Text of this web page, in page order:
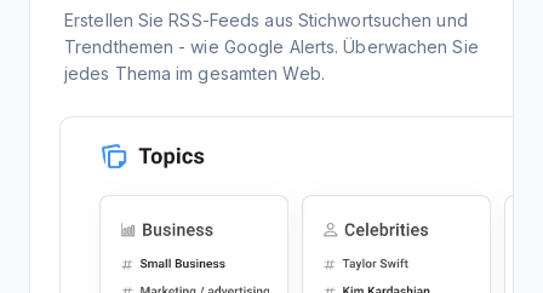
Erstellen Sie RSS-Feeds aus Stichwortsuchen und
Trendthemen - wie Google Alerts. Überwachen Sie
jedes Thema im gesamten Web.